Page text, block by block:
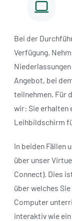
Bei der
Verfügung.
Angebot, bei
teilnehmen. Für
wir: Sie erhalten
Leihbildschirm
In beiden Fällen
über unser
Connect). Dies
über welches
Computer
interaktiv wie